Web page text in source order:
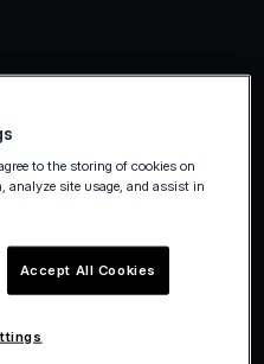
to the storing of cookies on
analyze site usage, and assist in
Accept All Cookies